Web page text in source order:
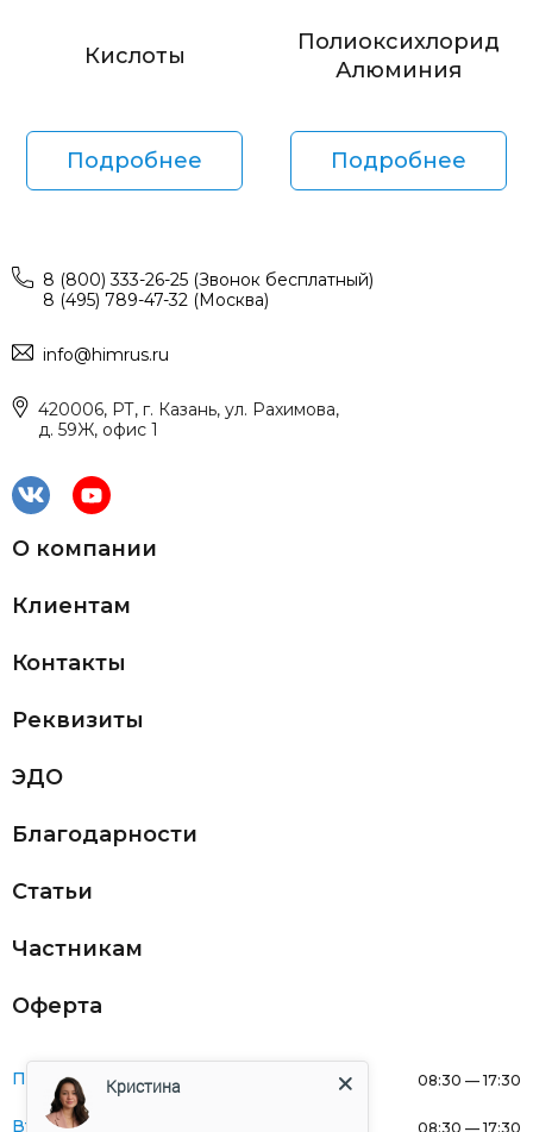
Кислоты
Подробнее
Полиоксихлорид
Алюминия
Подробнее
8 (800) 333-26-25 (Звонок бесплатный)
8 (495) 789-47-32 (Москва)
info@himrus.ru
420006, РТ, г. Казань, ул. Рахимова,
д. 59Ж, офис 1
О компании
Клиентам
Контакты
Реквизиты
ЭДО
Благодарности
Статьи
Частникам
Оферта
Понедельник: 08:30 — 17:30
Вторник: 08:30 — 17:30
Кристина